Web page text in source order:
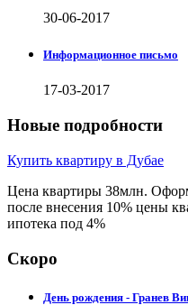
30-06-2017
Информационное письмо
17-03-2017
Новые подробности
Купить квартиру в Дубае
Цена квартиры 38млн.
после внесения 10% цены
ипотека под 4%
Скоро
День рождения - Гранев